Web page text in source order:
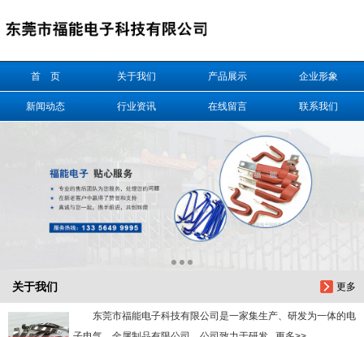
首 页 关于我们 产品展示 企业形象
新闻动态 行业资讯 在线留言 联系我们
更多
关于我们
东莞市福能电子科技有限公司是一家集生产、研发为一体的电